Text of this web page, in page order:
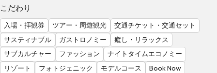
調
べ
る
天
気
を
見
る
こだわり
入場・拝観券 ツアー・周遊観光
交通チケット・交通セット
サスティナブル
ガストロノミー
癒し・リラックス
サブカルチャー
ファッション
ナイトタイムエコノミー
リゾート
フォトジェニック モデルコース Book Now